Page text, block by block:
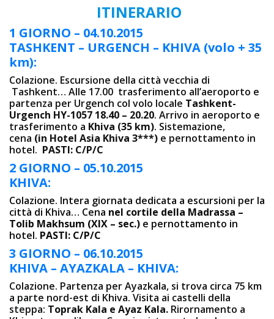
ITINERARIO
1 GIORNO – 04.10.2015
TASHKENT – URGENCH – KHIVA (volo + 35
km):
Colazione. Escursione della città vecchia di
Tashkent… Alle 17.00 trasferimento all’aeroporto e
partenza per Urgench col volo locale Tashkent-
Urgench HY-1057 18.40 – 20.20. Arrivo in aeroporto e
trasferimento a Khiva (35 km). Sistemazione,
cena (in Hotel Asia Khiva 3***) e pernottamento in
hotel. PASTI: C/P/C
2 GIORNO – 05.10.2015
KHIVA:
Colazione. Intera giornata dedicata a escursioni per la
città di Khiva… Cena nel cortile della Madrassa –
Tolib Makhsum (XIX – sec.) e pernottamento in
hotel. PASTI: C/P/C
3 GIORNO – 06.10.2015
KHIVA – AYAZKALA – KHIVA:
Colazione. Partenza per Ayazkala, si trova circa 75 km
a parte nord-est di Khiva. Visita ai castelli della
steppa: Toprak Kala e Ayaz Kala. Rirornamento a